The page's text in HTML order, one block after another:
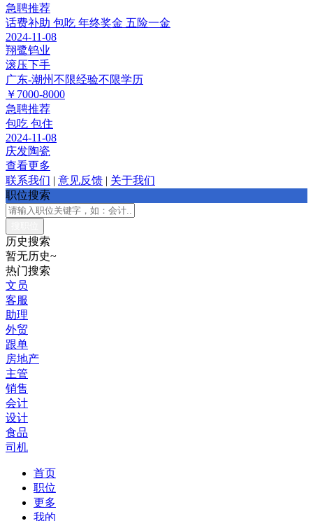
急聘推荐
话费补助 包吃 年终奖金 五险一金
2024-11-08
翔鹭钨业
滚压下手
广东-潮州不限经验不限学历
￥7000-8000
急聘推荐
包吃 包住
2024-11-08
庆发陶瓷
查看更多
联系我们 | 意见反馈 | 关于我们
职位搜索
历史搜索
暂无历史~
热门搜索
文员
客服
助理
外贸
跟单
房地产
主管
销售
会计
设计
食品
司机
首页
职位
更多
我的